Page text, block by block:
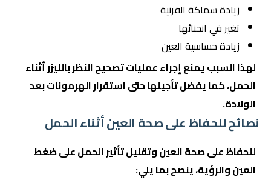
زيادة سماكة القرنية
تغير في انحنائها
زيادة حساسية العين
لهذا السبب يمنع إجراء عمليات تصحيح النظر بالليزر أثناء
الحمل، كما يفضل تأجيلها حتى استقرار الهرمونات بعد
الولادة.
نصائح للحفاظ على صحة العين أثناء الحمل
للحفاظ على صحة العين وتقليل تأثير الحمل على ضغط
العين والرؤية، ينصح بما يلي: